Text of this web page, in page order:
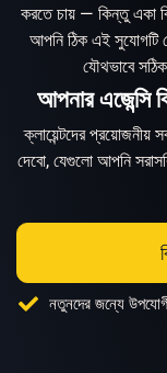
করতে চায় — কিন্তু একা
আপনি ঠিক এই সুযোগটি
যৌথভাবে সঠিক
আপনার এজেন্সি
ক্লায়েন্টদের প্রয়োজনীয়
দেবো, যেগুলো আপনি
নতুনদের জন্যে